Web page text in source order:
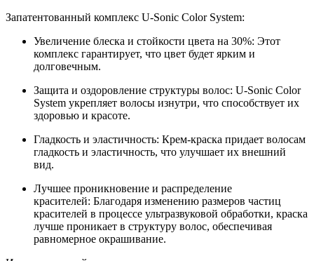
Запатентованный комплекс U-Sonic Color System:
Увеличение блеска и стойкости цвета на 30%: Этот
комплекс гарантирует, что цвет будет ярким и
долговечным.
Защита и оздоровление структуры волос: U-Sonic Color
System укрепляет волосы изнутри, что способствует их
здоровью и красоте.
Гладкость и эластичность: Крем-краска придает волосам
гладкость и эластичность, что улучшает их внешний
вид.
Лучшее проникновение и распределение
красителей: Благодаря изменению размеров частиц
красителей в процессе ультразвуковой обработки, краска
лучше проникает в структуру волос, обеспечивая
равномерное окрашивание.